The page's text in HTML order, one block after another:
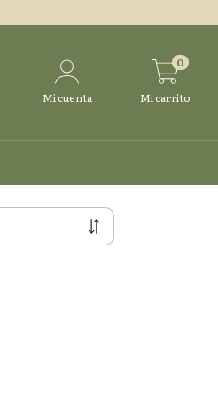
Mi cuenta Mi carrito
0